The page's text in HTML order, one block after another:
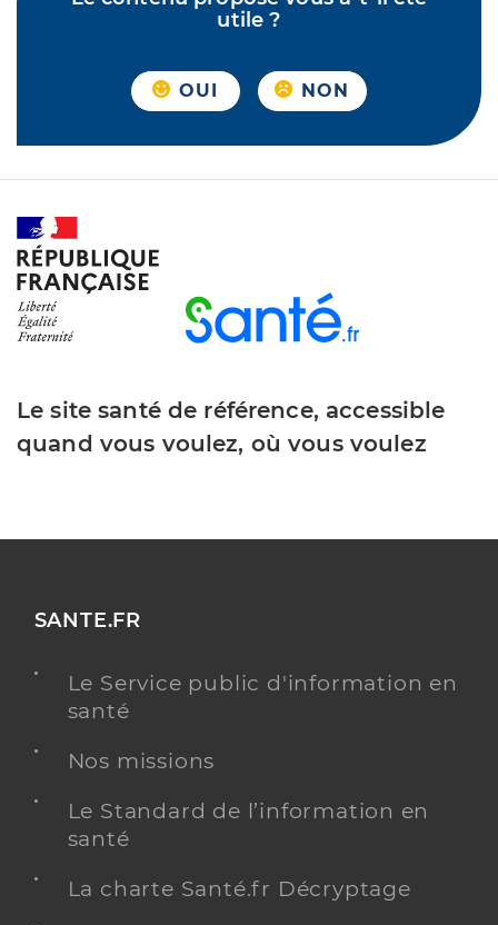
utile ?
OUI NON
Le site santé de référence, accessible
quand vous voulez, où vous voulez
SANTE.FR
Le Service public d'information en
santé
Nos missions
Le Standard de l’information en
santé
La charte Santé.fr Décryptage